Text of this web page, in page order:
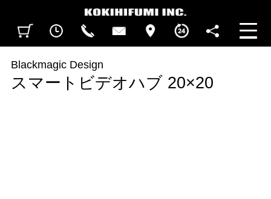
BUSINESS HOURS
FOLLOW US
Blackmagic Design
スマートビデオハブ 20×20